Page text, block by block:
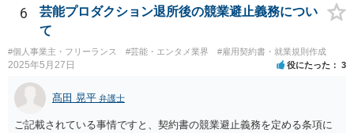
じて損害の補償をしなければならないと定められています。） ただ、
そこで「これはうちの定型書式なので変更できない」といった趣旨の
回答があれば、今後の信頼関係の構築を考えても、ご縁がなかったと
して契約を見送られた方が良いように思います。
6
芸能プロダクション退所後の競業避止義務につい
て
#個人事業主・フリーランス #芸能・エンタメ業界 #雇用契約書・就業規則作成
2025年5月27日 役にたった 3
髙田 晃平 弁護士
ご記載されている事情ですと、契約書の競業避止義務を定める条項に